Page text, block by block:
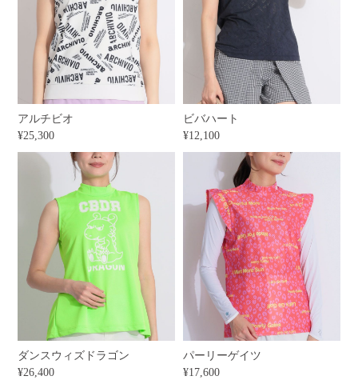
アルチビオ
¥25,300
ビバハート
¥12,100
ダンスウィズドラゴン
¥26,400
パーリーゲイツ
¥17,600